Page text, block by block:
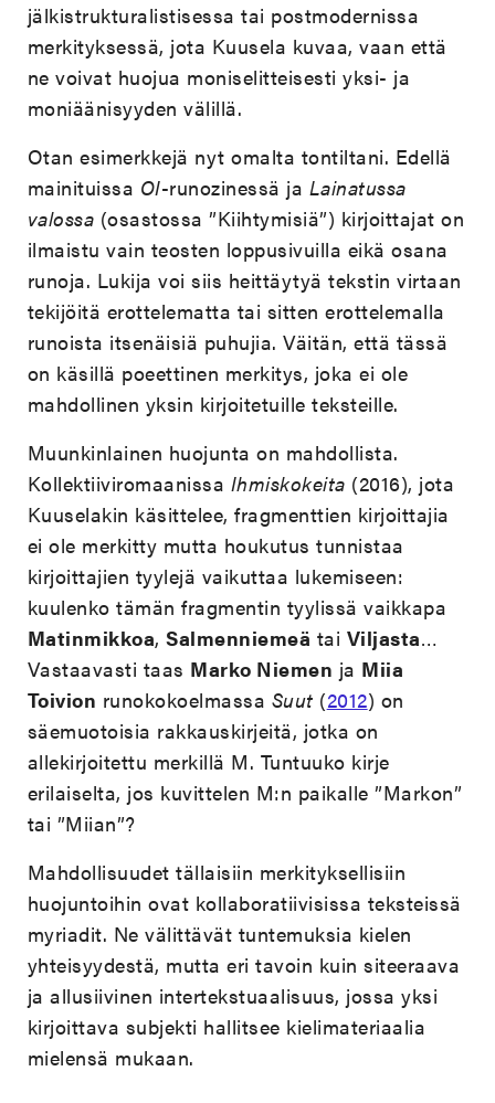
jälkistrukturalistisessa tai postmodernissa
merkityksessä, jota Kuusela kuvaa, vaan että
ne voivat huojua moniselitteisesti yksi- ja
moniäänisyyden välillä.
Otan esimerkkejä nyt omalta tontiltani. Edellä
mainituissa OI-runozinessä ja Lainatussa
valossa (osastossa ”Kiihtymisiä”) kirjoittajat on
ilmaistu vain teosten loppusivuilla eikä osana
runoja. Lukija voi siis heittäytyä tekstin virtaan
tekijöitä erottelematta tai sitten erottelemalla
runoista itsenäisiä puhujia. Väitän, että tässä
on käsillä poeettinen merkitys, joka ei ole
mahdollinen yksin kirjoitetuille teksteille.
Muunkinlainen huojunta on mahdollista.
Kollektiiviromaanissa Ihmiskokeita (2016), jota
Kuuselakin käsittelee, fragmenttien kirjoittajia
ei ole merkitty mutta houkutus tunnistaa
kirjoittajien tyylejä vaikuttaa lukemiseen:
kuulenko tämän fragmentin tyylissä vaikkapa
Matinmikkoa,Salmenniemeä tai Viljasta…
Vastaavasti taas Marko Niemen ja Miia
Toivion runokokoelmassa Suut (2012) on
säemuotoisia rakkauskirjeitä, jotka on
allekirjoitettu merkillä M. Tuntuuko kirje
erilaiselta, jos kuvittelen M:n paikalle ”Markon”
tai ”Miian”?
Mahdollisuudet tällaisiin merkityksellisiin
huojuntoihin ovat kollaboratiivisissa teksteissä
myriadit. Ne välittävät tuntemuksia kielen
yhteisyydestä, mutta eri tavoin kuin siteeraava
ja allusiivinen intertekstuaalisuus, jossa yksi
kirjoittava subjekti hallitsee kielimateriaalia
mielensä mukaan.